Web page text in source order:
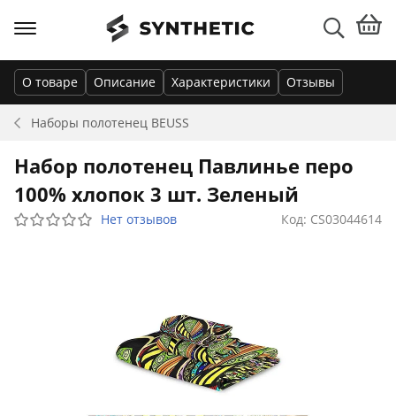
Наборы полотенец BEUSS
О товаре Описание Характеристики Отзывы
Набор полотенец Павлинье перо
100% хлопок 3 шт. Зеленый
Нет отзывов Код: CS03044614